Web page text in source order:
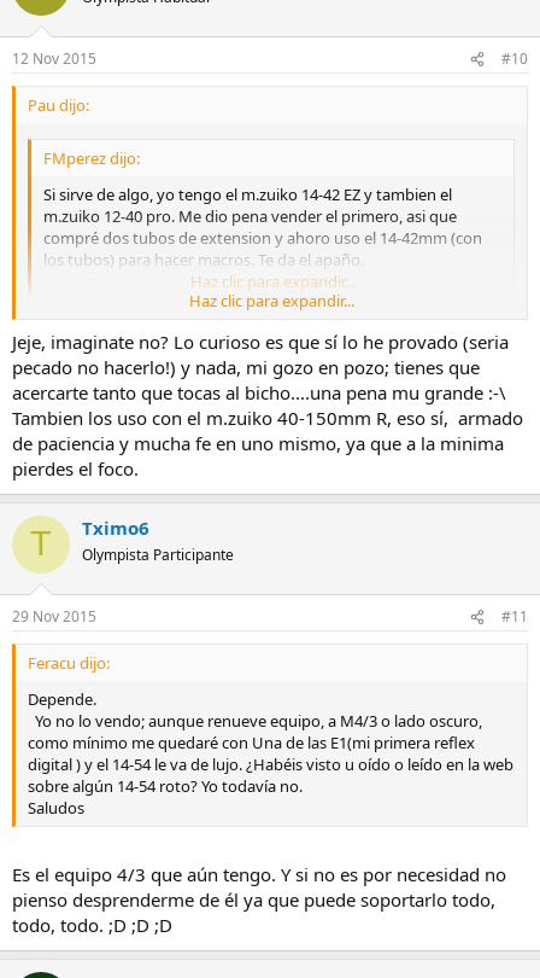
12 Nov 2015 #10
Pau dijo:
FMperez dijo:
Si sirve de algo, yo tengo el m.zuiko 14-42 EZ y tambien el
m.zuiko 12-40 pro. Me dio pena vender el primero, asi que
compré dos tubos de extension y ahoro uso el 14-42mm (con
los tubos) para hacer macros. Te da el apaño.
Haz clic para expandir...
No has probado a usar los tubos de extensión con el 12-40? O es
que tienes miedo de que asuste a los bichos por ser mas grande? ;D
Haz clic para expandir...
Jeje, imaginate no? Lo curioso es que sí lo he provado (seria
pecado no hacerlo!) y nada, mi gozo en pozo; tienes que
acercarte tanto que tocas al bicho....una pena mu grande :-\
Tambien los uso con el m.zuiko 40-150mm R, eso sí, armado
de paciencia y mucha fe en uno mismo, ya que a la minima
pierdes el foco.
T Tximo6
Olympista Participante
29 Nov 2015 #11
Feracu dijo:
Depende.
Yo no lo vendo; aunque renueve equipo, a M4/3 o lado oscuro,
como mínimo me quedaré con Una de las E1(mi primera reflex
digital ) y el 14-54 le va de lujo. ¿Habéis visto u oído o leído en la web
sobre algún 14-54 roto? Yo todavía no.
Saludos
Es el equipo 4/3 que aún tengo. Y si no es por necesidad no
pienso desprenderme de él ya que puede soportarlo todo,
todo, todo. ;D ;D ;D